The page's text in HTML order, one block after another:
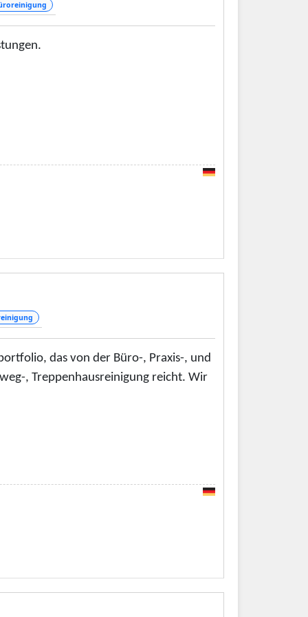
das von der Büro-, Praxis-, und
, Treppenhausreinigung reicht. Wir